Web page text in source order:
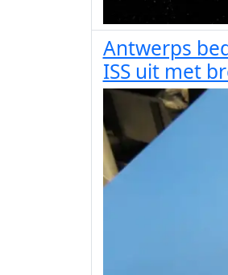
Antwerps
ISS uit met